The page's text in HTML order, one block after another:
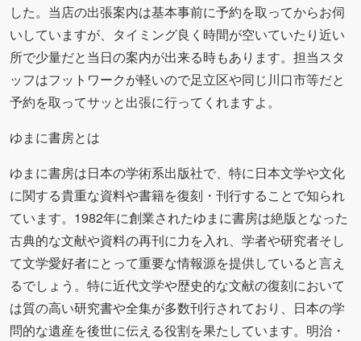
した。当店の出張案内は基本事前に予約を取ってからお伺
いしていますが、タイミング良く時間が空いていたり近い
所で少量だと当日の案内が出来る時もあります。担当スタ
ッフはフットワークが軽いので足立区や同じ川口市等だと
予約を取ってサッと出張に行ってくれますよ。
ゆまに書房とは
ゆまに書房は日本の学術系出版社で、特に日本文学や文化
に関する貴重な資料や書籍を復刻・刊行することで知られ
ています。1982年に創業されたゆまに書房は絶版となった
古典的な文献や資料の再刊に力を入れ、学者や研究者そし
て文学愛好者にとって重要な情報源を提供していると言え
るでしょう。特に近代文学や歴史的な文献の復刻において
は質の高い研究書や全集が多数刊行されており、日本の学
問的な遺産を後世に伝える役割を果たしています。明治・